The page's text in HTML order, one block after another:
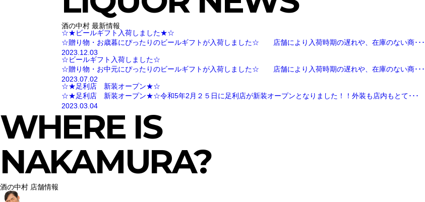
酒の中村 最新情報
☆★ビールギフト入荷しました★☆
☆贈り物・お歳暮にぴったりのビールギフトが入荷しました☆ 店舗により入荷時期の遅れや、在庫のない商･･･
2023.12.03
☆ビールギフト入荷しました☆
☆贈り物・お中元にぴったりのビールギフトが入荷しました☆ 店舗により入荷時期の遅れや、在庫のない商･･･
2023.07.02
☆★足利店 新装オープン★☆
☆★足利店 新装オープン★☆令和5年2月２５日に足利店が新装オープンとなりました！！外装も店内もとて･･･
2023.03.04
WHERE IS
NAKAMURA?
酒の中村 店舗情報